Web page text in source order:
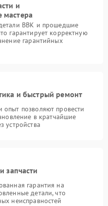
и
мастера
BBK и прошедшие
гарантирует корректную
гарантийных
и быстрый ремонт
позволяют провести
в кратчайшие
устройства
запчасти
гарантия на
детали, что
неисправностей